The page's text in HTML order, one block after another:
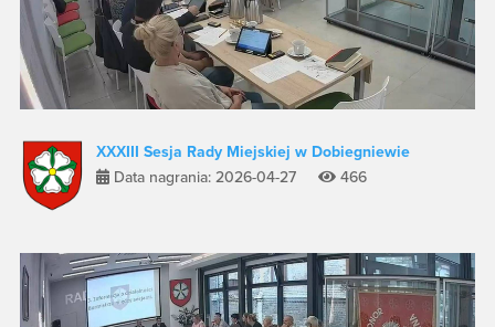
XXXIII Sesja Rady Miejskiej w Dobiegniewie
Data nagrania: 2026-04-27
466